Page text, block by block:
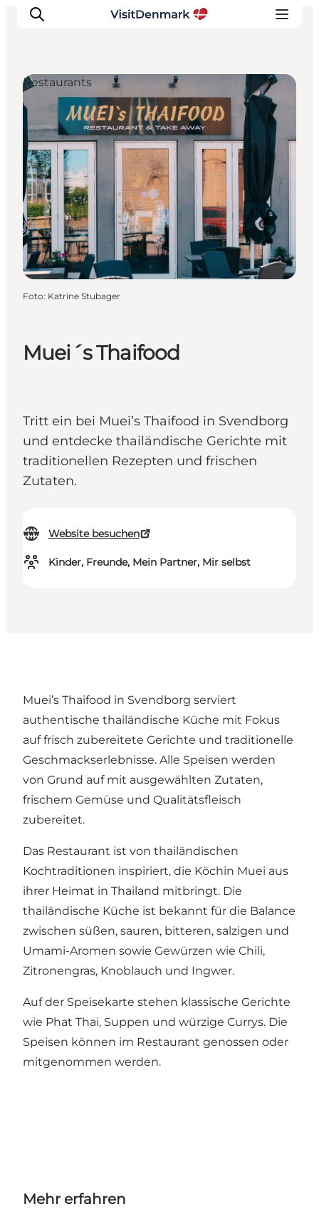
Inspiration
Regionen
Erlebnisse
Unterkünfte
Reiseplanung
Muei´s Thaifood
Tritt ein bei Muei’s Thaifood in Svendborg
und entdecke thailändische Gerichte mit
traditionellen Rezepten und frischen
Zutaten.
Website besuchen
Kinder, Freunde, Mein Partner, Mir selbst
Restaurants
Foto: Katrine Stubager
Muei’s Thaifood in Svendborg serviert
authentische thailändische Küche mit Fokus
auf frisch zubereitete Gerichte und traditionelle
Geschmackserlebnisse. Alle Speisen werden
von Grund auf mit ausgewählten Zutaten,
frischem Gemüse und Qualitätsfleisch
zubereitet.
Das Restaurant ist von thailändischen
Kochtraditionen inspiriert, die Köchin Muei aus
ihrer Heimat in Thailand mitbringt. Die
thailändische Küche ist bekannt für die Balance
zwischen süßen, sauren, bitteren, salzigen und
Umami-Aromen sowie Gewürzen wie Chili,
Zitronengras, Knoblauch und Ingwer.
Auf der Speisekarte stehen klassische Gerichte
wie Phat Thai, Suppen und würzige Currys. Die
Speisen können im Restaurant genossen oder
mitgenommen werden.
Mehr erfahren